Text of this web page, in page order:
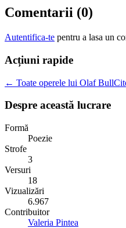
Comentarii (0)
Autentifica-te pentru a lasa un
Acțiuni rapide
← Toate operele lui Olaf Bull
Despre această lucrare
Formă
Poezie
Strofe
3
Versuri
18
Vizualizări
6.967
Contribuitor
Valeria Pintea